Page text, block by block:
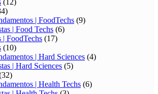
| FoodTechs (9)
| Food Techs (6)
| FoodTechs (17)
(10)
| Hard Sciences (4)
| Hard Sciences (5)
| Health Techs (6)